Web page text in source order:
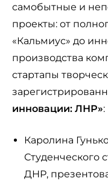
самобытные и
проекты: от
«Кальмиус» до
производства
стартапы
инновации: ЛНР»:
Каролина
Студенческого
ДНР,